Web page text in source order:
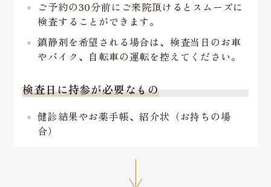
ご予約の30分前にご来院頂けるとスムーズに
検査することができます。
鎮静剤を希望される場合は、検査当日のお車
やバイク、自転車の運転を控えてください。
検査日に持参が必要なもの
健診結果やお薬手帳、紹介状（お持ちの場
合）